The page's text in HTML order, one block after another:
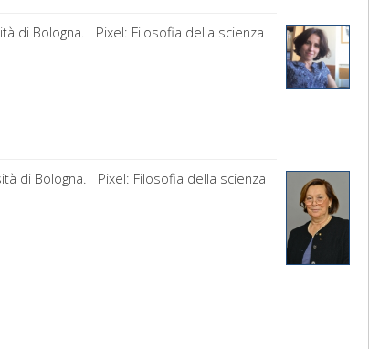
di Bologna. Pixel: Filosofia della scienza
di Bologna. Pixel: Filosofia della scienza